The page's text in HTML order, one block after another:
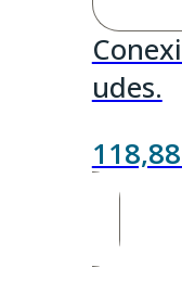
udes.
118,88